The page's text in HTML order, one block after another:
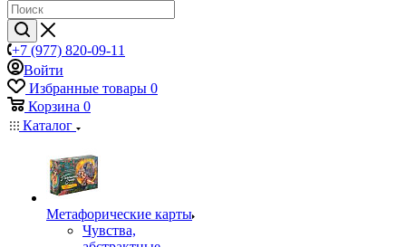
+7 (977) 820-09-11
Войти
Избранные товары 0
Корзина 0
Каталог
Mетафорические карты
Чувства,